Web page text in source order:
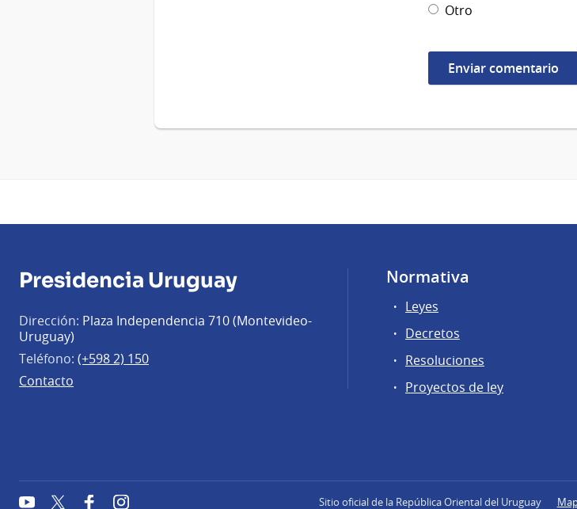
Otro
Presidencia Uruguay
Dirección: Plaza Independencia 710 (Montevideo-
Uruguay)
Teléfono: (+598 2) 150
Contacto
Normativa
Leyes
Decretos
Resoluciones
Proyectos de ley
YouTube Twitter FacebookInstagram Sitio oficial de la República Oriental del Uruguay